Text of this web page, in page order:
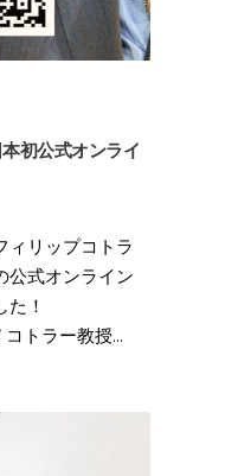
初公式オンライ
ィリップコトラ
公式オンライン
！
トラー教授...